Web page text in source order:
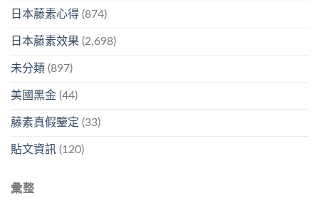
日本藤素心得 (874)
日本藤素效果 (2,698)
未分類 (897)
美國黑金 (44)
藤素真假鑒定 (33)
貼文資訊 (120)
彙整